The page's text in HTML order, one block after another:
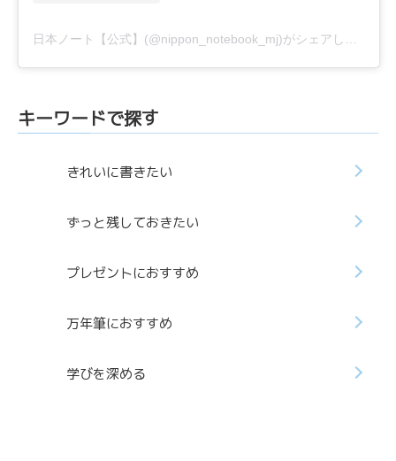
キーワードで探す
きれいに書きたい
ずっと残しておきたい
プレゼントにおすすめ
万年筆におすすめ
学びを深める